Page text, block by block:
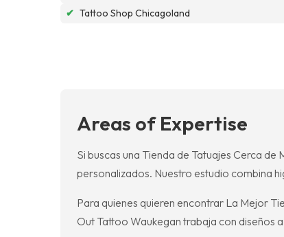
✔ Tattoo Shop Chicagoland
Areas of Expertise
Si buscas una Tienda de Tatuajes Cerca
personalizados. Nuestro estudio combina
Para quienes quieren encontrar La Mejor
Out Tattoo Waukegan trabaja con diseños